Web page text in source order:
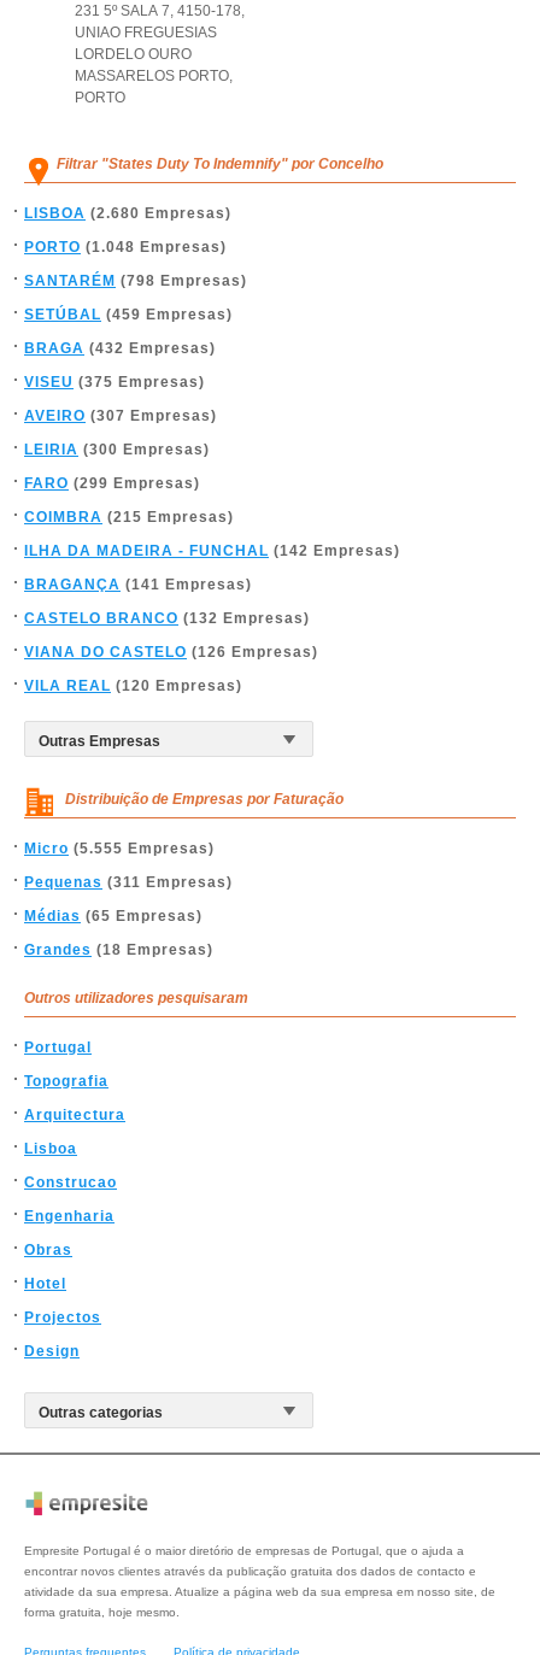
231 5º SALA 7, 4150-178,
UNIAO FREGUESIAS
LORDELO OURO
MASSARELOS PORTO,
PORTO
Filtrar "States Duty To Indemnify" por Concelho
LISBOA (2.680 Empresas)
PORTO (1.048 Empresas)
SANTARÉM (798 Empresas)
SETÚBAL (459 Empresas)
BRAGA (432 Empresas)
VISEU (375 Empresas)
AVEIRO (307 Empresas)
LEIRIA (300 Empresas)
FARO (299 Empresas)
COIMBRA (215 Empresas)
ILHA DA MADEIRA - FUNCHAL (142 Empresas)
BRAGANÇA (141 Empresas)
CASTELO BRANCO (132 Empresas)
VIANA DO CASTELO (126 Empresas)
VILA REAL (120 Empresas)
Distribuição de Empresas por Faturação
Micro (5.555 Empresas)
Pequenas (311 Empresas)
Médias (65 Empresas)
Grandes (18 Empresas)
Outros utilizadores pesquisaram
Portugal
Topografia
Arquitectura
Lisboa
Construcao
Engenharia
Obras
Hotel
Projectos
Design
Empresite Portugal é o maior diretório de empresas de Portugal, que o ajuda a
encontrar novos clientes através da publicação gratuita dos dados de contacto e
atividade da sua empresa. Atualize a página web da sua empresa em nosso site, de
forma gratuita, hoje mesmo.